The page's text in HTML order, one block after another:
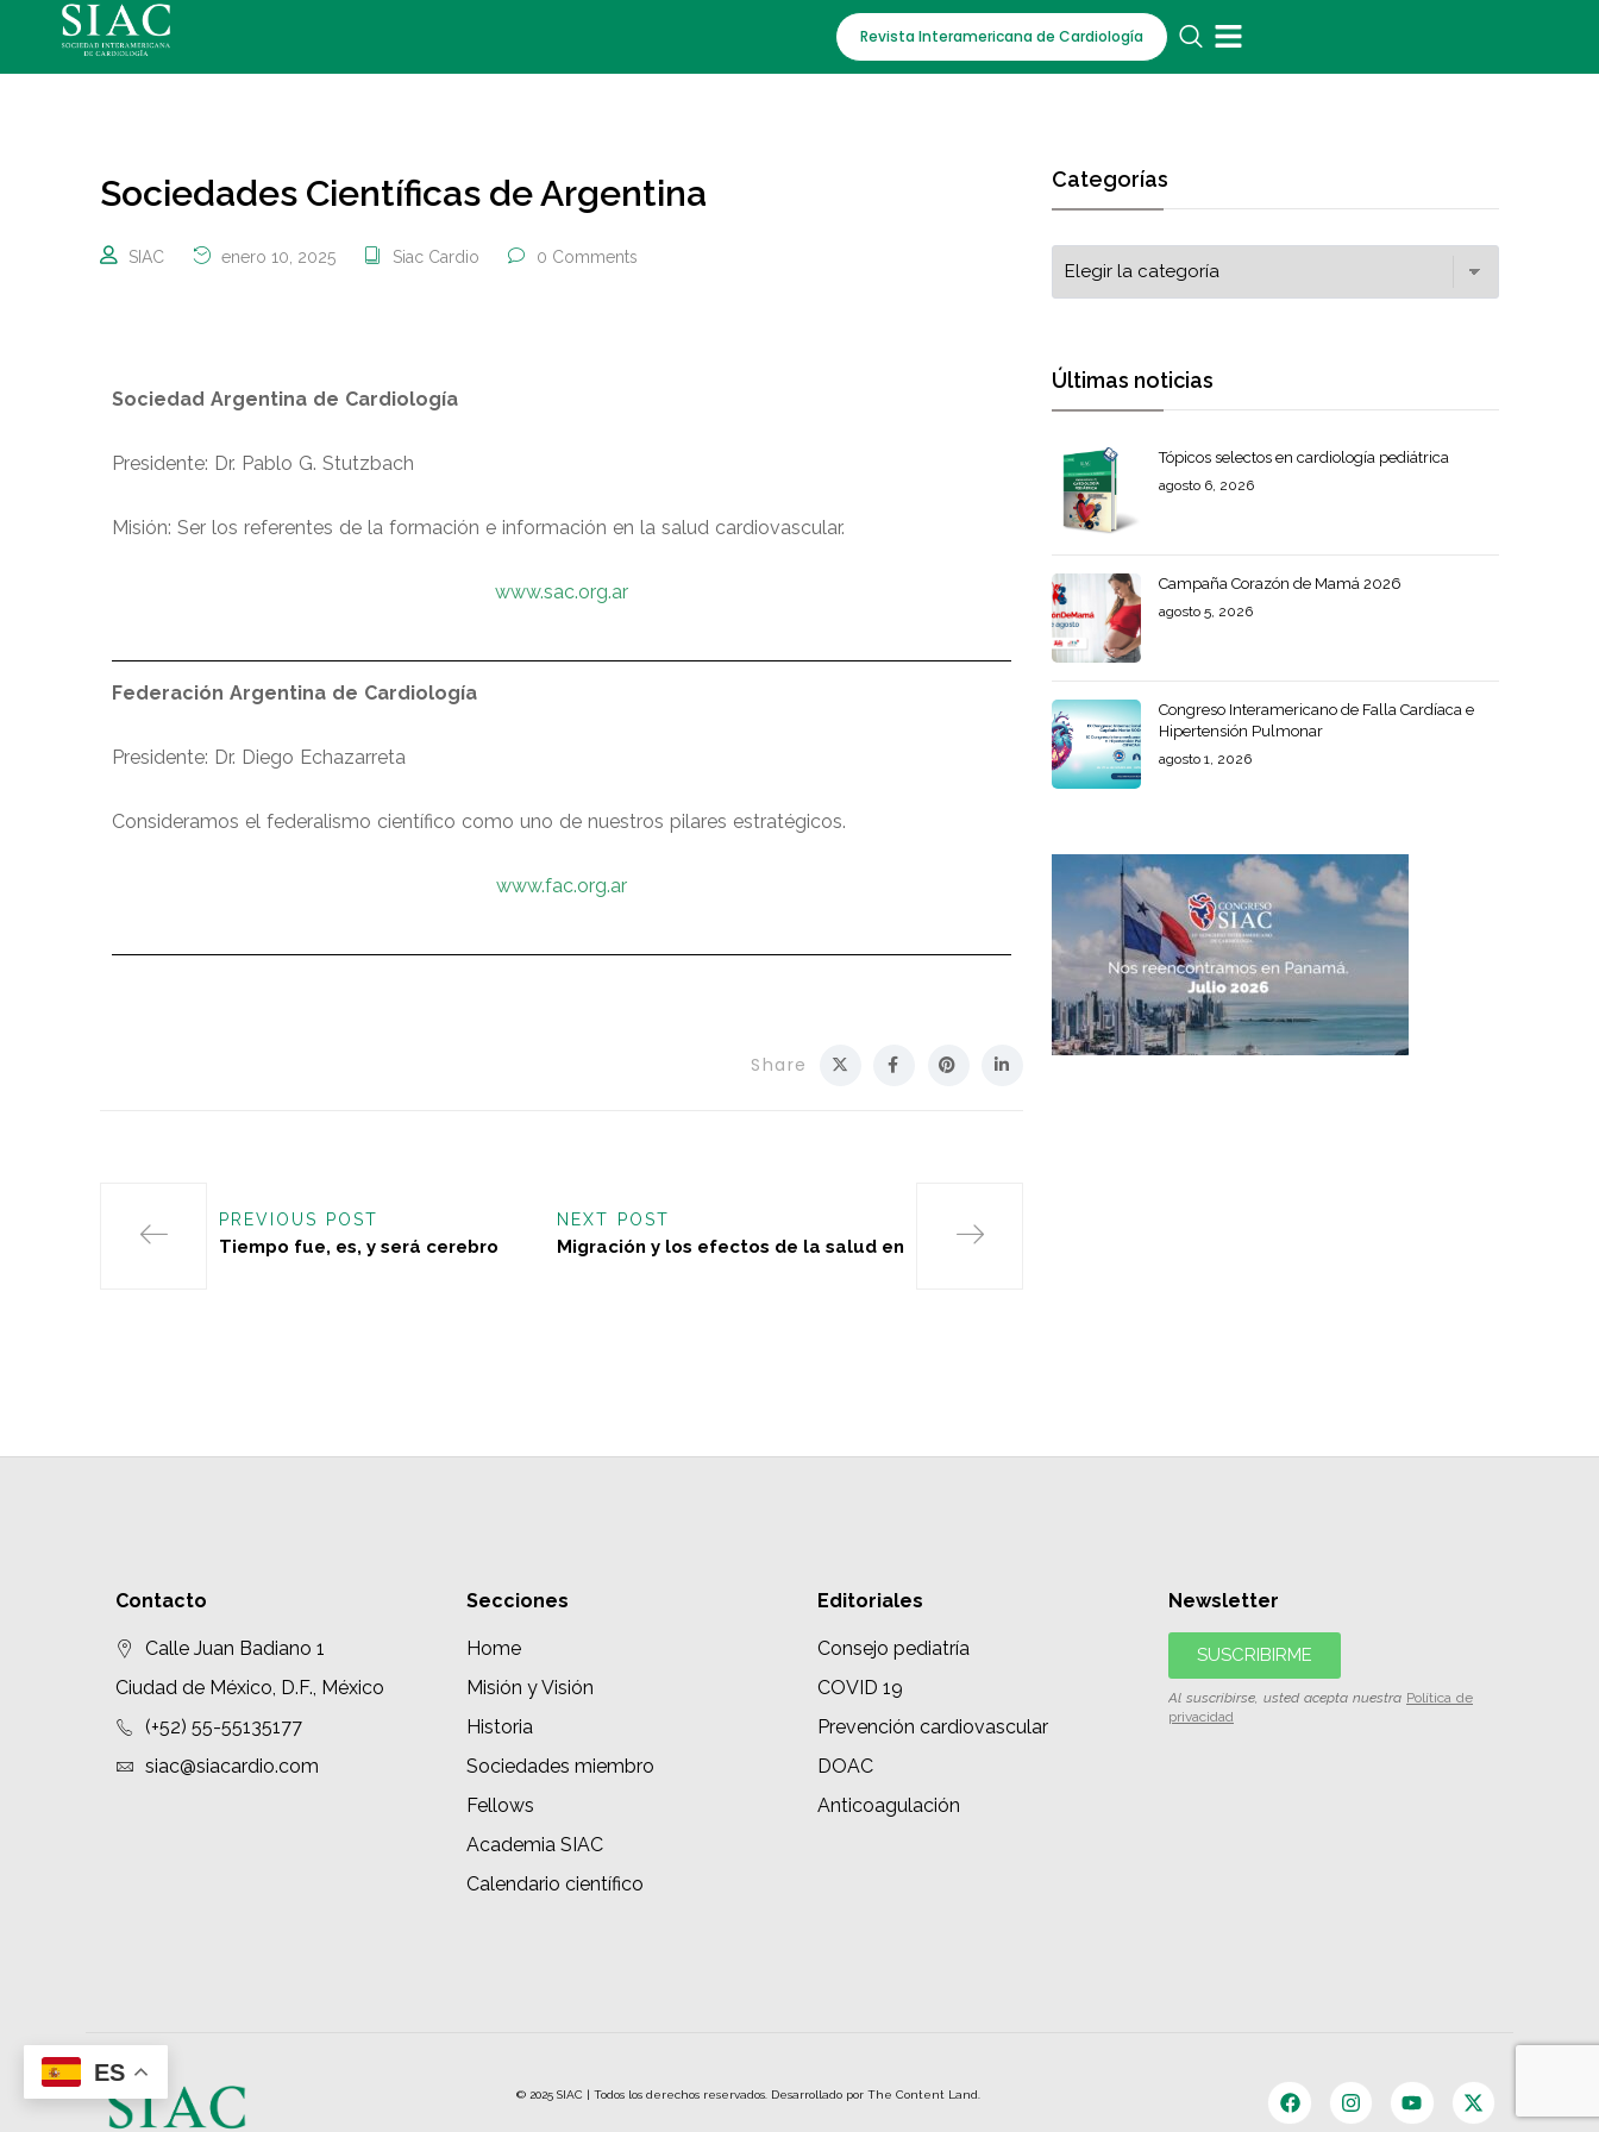
Revista Interamericana de Cardiología
Sociedades Científicas de Argentina
SIAC enero 10, 2025 Siac Cardio 0 Comments
Sociedad Argentina de Cardiología
Presidente: Dr. Pablo G. Stutzbach
Misión: Ser los referentes de la formación e información en la salud cardiovascular.
www.sac.org.ar
Federación Argentina de Cardiología
Presidente: Dr. Diego Echazarreta
Consideramos el federalismo científico como uno de nuestros pilares estratégicos.
www.fac.org.ar
Share
PREVIOUS POST
Tiempo fue, es, y será cerebro
NEXT POST
Migración y los efectos de la salud en
Categorías
Últimas noticias
Tópicos selectos en cardiología pediátrica
agosto 6, 2026
Campaña Corazón de Mamá 2026
agosto 5, 2026
Congreso Interamericano de Falla Cardíaca e
Hipertensión Pulmonar
agosto 1, 2026
Contacto
Calle Juan Badiano 1
Ciudad de México, D.F., México
(+52) 55-55135177
siac@siacardio.com
Secciones
Home
Misión y Visión
Historia
Sociedades miembro
Fellows
Academia SIAC
Calendario científico
Editoriales
Consejo pediatría
COVID 19
Prevención cardiovascular
DOAC
Anticoagulación
Newsletter
SUSCRIBIRME
Al suscribirse, usted acepta nuestra Política de
privacidad
© 2025 SIAC | Todos los derechos reservados. Desarrollado por The Content Land.
ES